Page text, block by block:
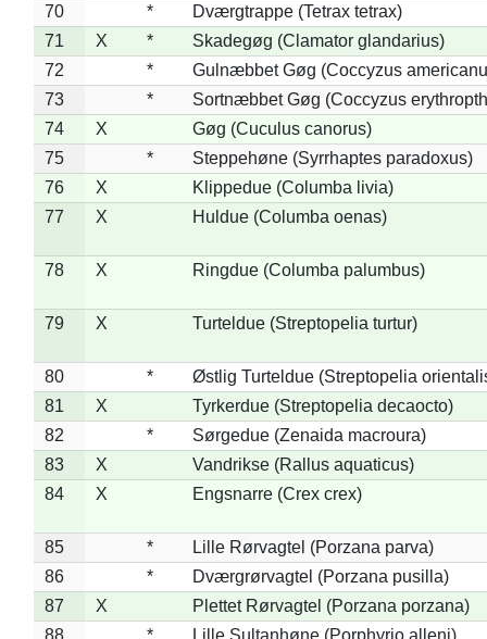
70
*
Dværgtrappe (Tetrax tetrax)
71
X *
Skadegøg (Clamator glandarius)
72
*
Gulnæbbet Gøg (Coccyzus
73
*
Sortnæbbet Gøg (Coccyzus
74
X
Gøg (Cuculus canorus)
75
*
Steppehøne (Syrrhaptes paradoxus)
76
X
Klippedue (Columba livia)
77
X Huldue (Columba oenas)
78 X Ringdue (Columba palumbus)
79 X Turteldue (Streptopelia turtur)
80 *
Østlig Turteldue (Streptopelia
81
X
Tyrkerdue (Streptopelia decaocto)
82
*
Sørgedue (Zenaida macroura)
83
X
Vandrikse (Rallus aquaticus)
84
X Engsnarre (Crex crex)
85 *
Lille Rørvagtel (Porzana parva)
86
*
Dværgrørvagtel (Porzana pusilla)
87
X
Plettet Rørvagtel (Porzana porzana)
88
* Lille Sultanhøne (Porphyrio alleni)